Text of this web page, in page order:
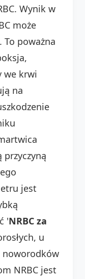
Wynik w
może
poważna
we krwi
na
jest
'NRBC za
u
noworodków
NRBC jest